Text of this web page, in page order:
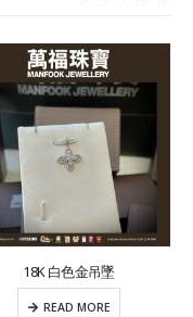
18K 白色金吊墜
READ MORE